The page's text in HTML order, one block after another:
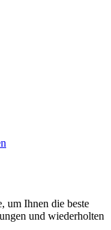
um Ihnen die beste
und wiederholten